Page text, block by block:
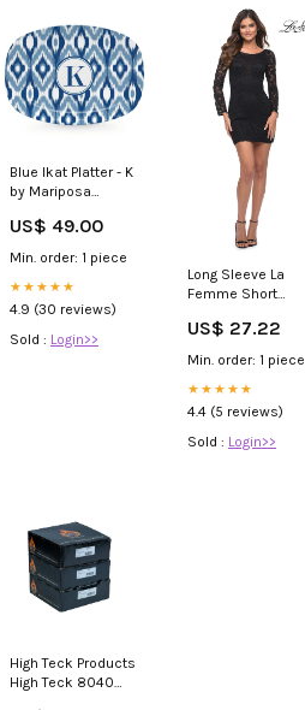
Blue Ikat Platter - K
by Mariposa
Deshoulieres
US$ 49.00
Min. order: 1 piece
★★★★★
4.9 (30 reviews)
Sold : Login>>
Long Sleeve La
Femme Short
Dress Black / 0
US$ 27.22
Min. order: 1 piece
★★★★★
4.4 (5 reviews)
Sold : Login>>
High Teck Products
High Teck 8040